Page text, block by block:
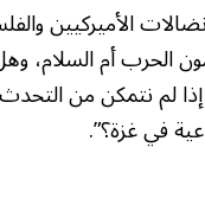
الأميركيين
الحرب أم السلام،
لم نتمكن من
في غزة؟”.